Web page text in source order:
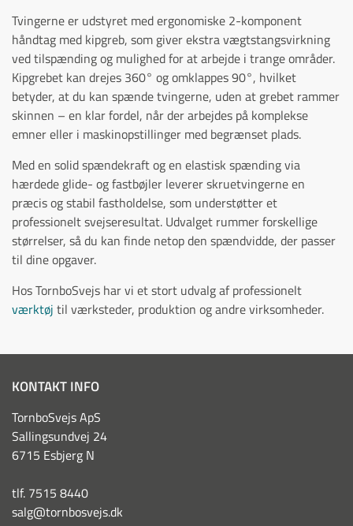
Tvingerne er udstyret med ergonomiske 2-komponent
håndtag med kipgreb, som giver ekstra vægtstangsvirkning
ved tilspænding og mulighed for at arbejde i trange områder.
Kipgrebet kan drejes 360° og omklappes 90°, hvilket
betyder, at du kan spænde tvingerne, uden at grebet rammer
skinnen – en klar fordel, når der arbejdes på komplekse
emner eller i maskinopstillinger med begrænset plads.
Med en solid spændekraft og en elastisk spænding via
hærdede glide- og fastbøjler leverer skruetvingerne en
præcis og stabil fastholdelse, som understøtter et
professionelt svejseresultat. Udvalget rummer forskellige
størrelser, så du kan finde netop den spændvidde, der passer
til dine opgaver.
Hos TornboSvejs har vi et stort udvalg af professionelt
værktøj til værksteder, produktion og andre virksomheder.
KONTAKT INFO
TornboSvejs ApS
Sallingsundvej 24
6715 Esbjerg N
tlf. 7515 8440
salg@tornbosvejs.dk